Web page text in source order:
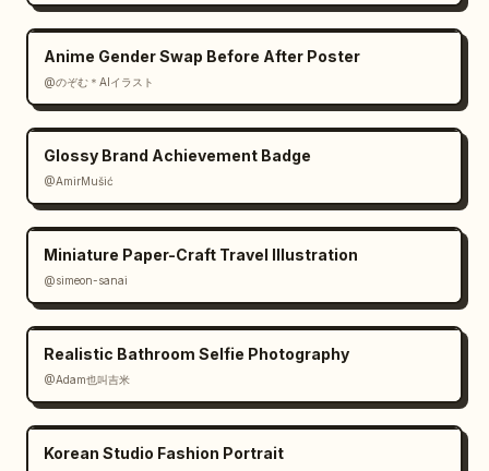
Anime Gender Swap Before After Poster
@のぞむ＊AIイラスト
Glossy Brand Achievement Badge
@AmirMušić
Miniature Paper-Craft Travel Illustration
@simeon-sanai
Realistic Bathroom Selfie Photography
@Adam也叫吉米
Korean Studio Fashion Portrait